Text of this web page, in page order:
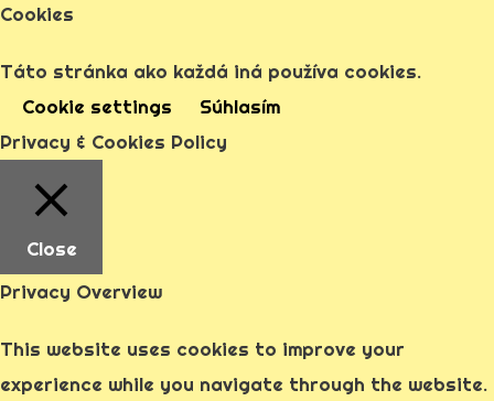
Cookies
Táto stránka ako každá iná používa cookies.
Cookie settings
Súhlasím
Privacy & Cookies Policy
Close
Privacy Overview
This website uses cookies to improve your
experience while you navigate through the website.